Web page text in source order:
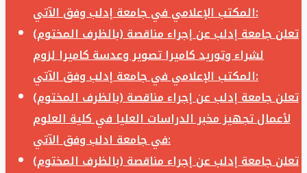
المكتب الإعلامي في جامعة إدلب وفق الآتي:
تعلن جامعة إدلب عن إجراء مناقصة (بالظرف المختوم)
لشراء وتوريد كاميرا تصوير وعدسة كاميرا لزوم
المكتب الإعلامي في جامعة إدلب وفق الآتي:
تعلن جامعة إدلب عن إجراء مناقصة (بالظرف المختوم)
لأعمال تجهيز مخبر الدراسات العليا في كلية العلوم
في جامعة ادلب وفق الآتي:
تعلن جامعة إدلب عن إجراء مناقصة (بالظرف المختوم)